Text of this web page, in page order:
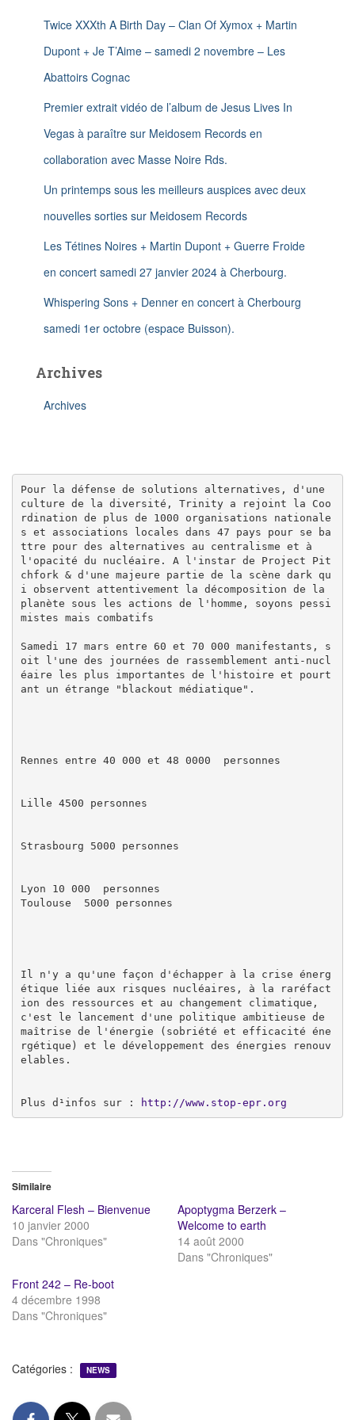
Twice XXXth A Birth Day – Clan Of Xymox + Martin
Dupont + Je T’Aime – samedi 2 novembre – Les
Abattoirs Cognac
Premier extrait vidéo de l’album de Jesus Lives In
Vegas à paraître sur Meidosem Records en
collaboration avec Masse Noire Rds.
Un printemps sous les meilleurs auspices avec deux
nouvelles sorties sur Meidosem Records
Les Tétines Noires + Martin Dupont + Guerre Froide
en concert samedi 27 janvier 2024 à Cherbourg.
Whispering Sons + Denner en concert à Cherbourg
samedi 1er octobre (espace Buisson).
Archives
Archives
Pour la défense de solutions alternatives, d'une
culture de la diversité, Trinity a rejoint la Coo
rdination de plus de 1000 organisations nationale
s et associations locales dans 47 pays pour se ba
ttre pour des alternatives au centralisme et à
l'opacité du nucléaire. A l'instar de Project Pit
chfork & d'une majeure partie de la scène dark qu
i observent attentivement la décomposition de la
planète sous les actions de l'homme, soyons pessi
mistes mais combatifs
Samedi 17 mars entre 60 et 70 000 manifestants, s
oit l'une des journées de rassemblement anti-nucl
éaire les plus importantes de l'histoire et pourt
ant un étrange "blackout médiatique".
Rennes ­entre 40 000 et 48 0000  personnes
Lille ­4500 personnes
Strasbourg ­5000 personnes
Lyon ­10 000  personnes
Toulouse ­ 5000 personnes
Il n'y a qu'une façon d'échapper à la crise énerg
étique liée aux risques nucléaires, à la raréfact
ion des ressources et au changement climatique,
c'est le lancement d'une politique ambitieuse de
maîtrise de l'énergie (sobriété et efficacité éne
rgétique) et le développement des énergies renouv
elables.
Plus d¹infos sur : http://www.stop-epr.org
Similaire
Karceral Flesh – Bienvenue
10 janvier 2000
Dans "Chroniques"
Apoptygma Berzerk –
Welcome to earth
14 août 2000
Dans "Chroniques"
Front 242 – Re-boot
4 décembre 1998
Dans "Chroniques"
Catégories : NEWS